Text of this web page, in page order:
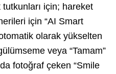
tutkunları için; hareket
için “AI Smart
olarak yükselten
veya “Tamam”
fotoğraf çeken “Smile